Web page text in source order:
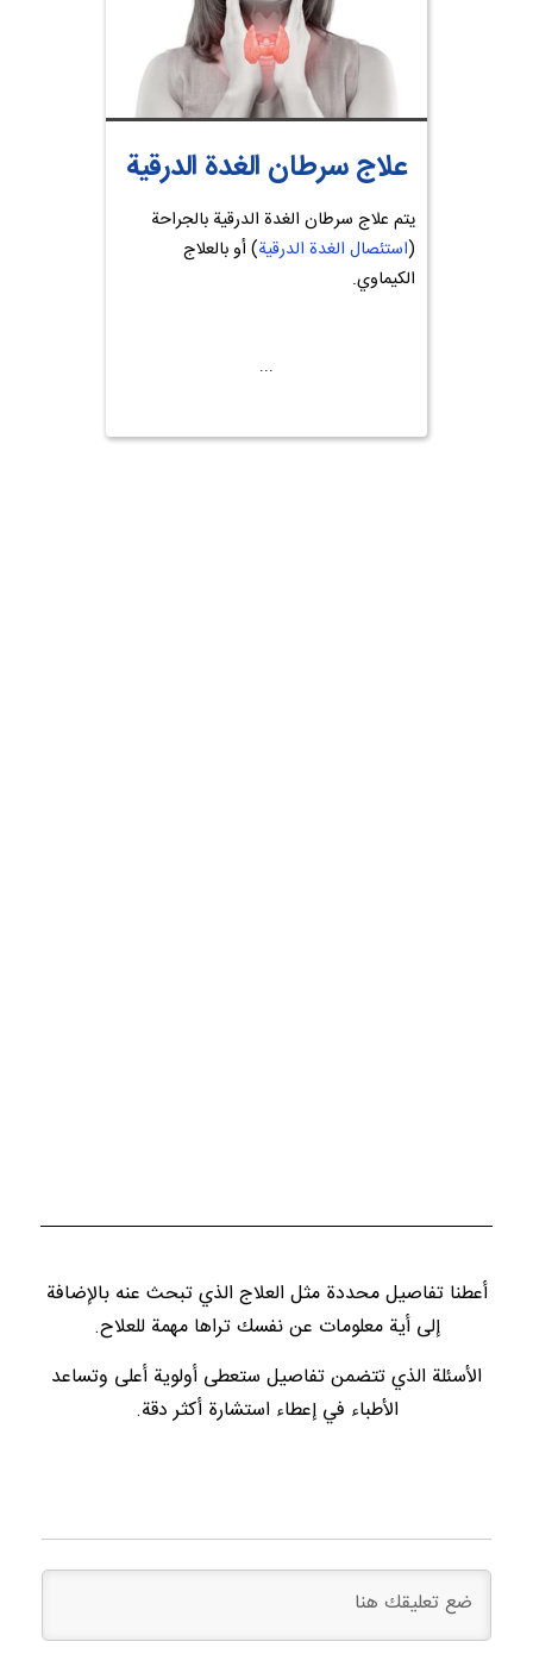
علاج سرطان الغدة الدرقية
يتم علاج سرطان الغدة الدرقية بالجراحة
(استئصال الغدة الدرقية) أو بالعلاج
الكيماوي.
أعطنا تفاصيل محددة مثل العلاج الذي تبحث عنه بالإضافة
إلى أية معلومات عن نفسك تراها مهمة للعلاح.
الأسئلة الذي تتضمن تفاصيل ستعطى أولوية أعلى وتساعد
الأطباء في إعطاء استشارة أكثر دقة.